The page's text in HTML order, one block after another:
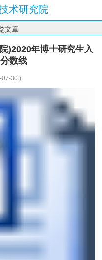
术研究院
文章
)2020年博士研究生入
数线
07-30 )